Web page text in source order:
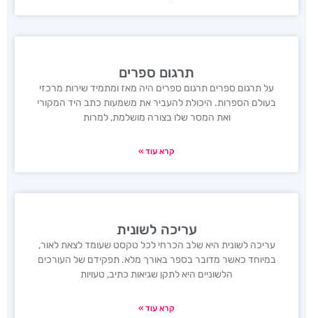
תרגום ספרים
על תרגום ספרים תרגום ספרים היה מאז ומתמיד שירות מרכזי
בעולם הספרות. היכולת להעביר את משמעות כתב היד המקורי
ואת המסר שלו בצורה מושלמת, למרות
קרא עוד »
עריכה לשונית
עריכה לשונית היא שלב הכרחי לכל טקסט שעומד לצאת לאור,
במיוחד כאשר מדובר בספר באורך מלא. תפקידם של העורכים
הלשוניים היא לתקן שגיאות כתיב, טעויות
קרא עוד »